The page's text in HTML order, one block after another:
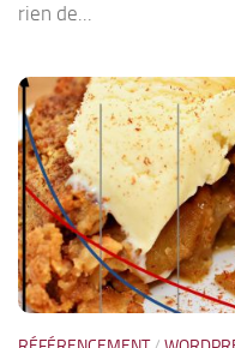
rien de...